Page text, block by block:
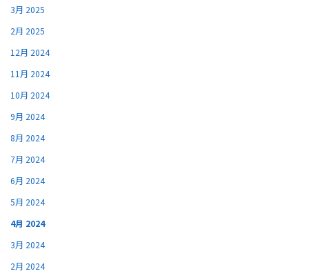
3月 2025
2月 2025
12月 2024
11月 2024
10月 2024
9月 2024
8月 2024
7月 2024
6月 2024
5月 2024
4月 2024
3月 2024
2月 2024